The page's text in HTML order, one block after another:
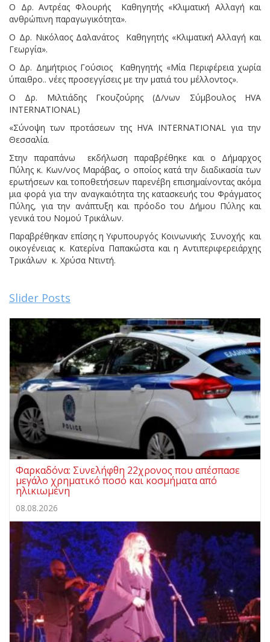
Ο Δρ. Αντρέας Φλουρής Καθηγητής «Κλιματική Αλλαγή και
ανθρώπινη παραγωγικότητα».
Ο Δρ. Νικόλαος Δαλανάτος Καθηγητής «Κλιματική Αλλαγή και
Γεωργία».
Ο Δρ. Δημήτριος Γούσιος Καθηγητής «Μία Περιφέρεια χωρία
ύπαιθρο.. νέες προσεγγίσεις με την ματιά του μέλλοντος».
Ο Δρ. Μιλτιάδης Γκουζούρης (Δ/νων Σύμβουλος HVA
INTERNATIONAL)
«Σύνοψη των προτάσεων της HVA INTERNATIONAL για την
Θεσσαλία.
Στην παραπάνω εκδήλωση παραβρέθηκε και ο Δήμαρχος
Πύλης κ. Κων/νος Μαράβας, ο οποίος κατά την διαδικασία των
ερωτήσεων και τοποθετήσεων παρενέβη επισημαίνοντας ακόμα
μια φορά για την αναγκαιότητα της κατασκευής του Φράγματος
Πύλης, για την ανάπτυξη και πρόοδο του Δήμου Πύλης και
γενικά του Νομού Τρικάλων.
Παραβρέθηκαν επίσης η Υφυπουργός Κοινωνικής Συνοχής και
οικογένειας κ. Κατερίνα Παπακώστα και η Αντιπεριφερειάρχης
Τρικάλων κ. Χρύσα Ντιντή.
Slider Posts
Φαρκαδόνα: Συνελήφθη 22χρονος που απέσπασε
μεγάλο χρηματικό ποσό και κοσμήματα από
ηλικιωμένη
08.08.2026